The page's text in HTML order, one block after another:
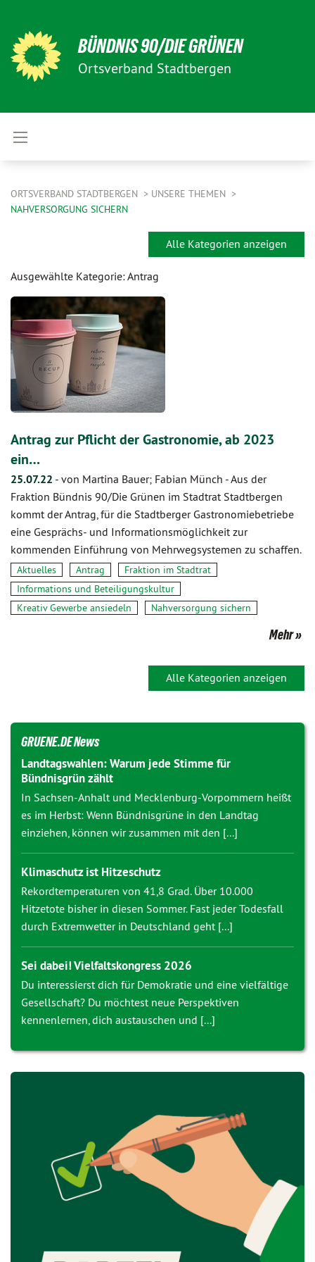
BÜNDNIS 90/DIE GRÜNEN
Ortsverband Stadtbergen
ORTSVERBAND STADTBERGEN
UNSERE THEMEN
NAHVERSORGUNG SICHERN
Alle Kategorien anzeigen
Ausgewählte Kategorie: Antrag
Antrag zur Pflicht der Gastronomie, ab 2023
ein…
25.07.22 - von Martina Bauer; Fabian Münch -Aus der
Fraktion Bündnis 90/Die Grünen im Stadtrat Stadtbergen
kommt der Antrag, für die Stadtberger Gastronomiebetriebe
eine Gesprächs- und Informationsmöglichkeit zur
kommenden Einführung von Mehrwegsystemen zu schaffen.
Aktuelles Antrag
Fraktion im Stadtrat
Informations und Beteiligungskultur
Kreativ Gewerbe ansiedeln
Nahversorgung sichern
Mehr
Alle Kategorien anzeigen
GRUENE.DE News
Landtagswahlen: Warum jede Stimme für
Bündnisgrün zählt
In Sachsen-Anhalt und Mecklenburg-Vorpommern heißt
es im Herbst: Wenn Bündnisgrüne in den Landtag
einziehen, können wir zusammen mit den [...]
Klimaschutz ist Hitzeschutz
Rekordtemperaturen von 41,8 Grad. Über 10.000
Hitzetote bisher in diesen Sommer. Fast jeder Todesfall
durch Extremwetter in Deutschland geht [...]
Sei dabei! Vielfaltskongress 2026
Du interessierst dich für Demokratie und eine vielfältige
Gesellschaft? Du möchtest neue Perspektiven
kennenlernen, dich austauschen und [...]